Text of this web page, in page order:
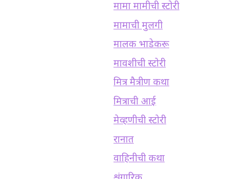
मामा मामीची स्टोरी
मामाची मुलगी
मालक भाडेकरू
मावशीची स्टोरी
मित्र मैत्रीण कथा
मित्राची आई
मेव्हणीची स्टोरी
रानात
वाहिनीची कथा